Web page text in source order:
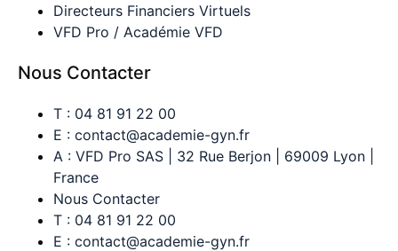
Directeurs Financiers Virtuels
VFD Pro / Académie VFD
Nous Contacter
T : 04 81 91 22 00
E : contact@academie-gyn.fr
A : VFD Pro SAS | 32 Rue Berjon | 69009 Lyon |
France
Nous Contacter
T : 04 81 91 22 00
E : contact@academie-gyn.fr